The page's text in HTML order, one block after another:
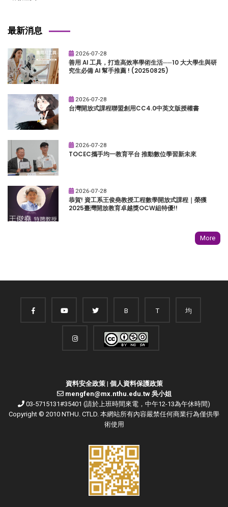
最新消息
2026-07-28
善用 AI 工具，打造高效率學術生活──10 大大學生與研
究生必備 AI 幫手推薦 ! (20250825)
2026-07-28
台灣開放式課程聯盟創用CC4.0中英文版授權書
2026-07-28
TOCEC攜手均一教育平台 推動數位學習新未來
2026-07-28
恭賀! 資工系王俊堯教授工程數學開放式課程｜榮獲
2025臺灣開放教育卓越獎OCW組特優!!
More
B T 均
資料安全政策| 個人資料保護政策
mengfen@mx.nthu.edu.tw 吳小姐
03-5715131#35401 (請於上班時間來電，中午12-13為午休時間)
Copyright © 2010 NTHU. CTLD. 本網站所有內容嚴禁任何商業行為僅供學
術使用